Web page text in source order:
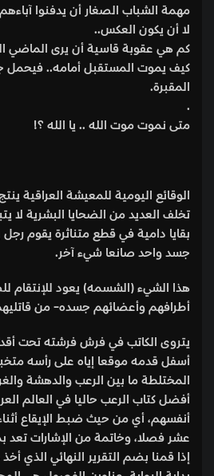
مهمة الشباب الصغار أن يدفنوا
لا أن يكون العكس..
كم هي عقوبة قاسية أن يرى الماضي
كيف يموت المستقبل أمامه.. فيحمل
المقبرة.
.
متى نموت موت الله .. يا الله ؟!
الوقائع اليومية للمعيشة العراقية
تخلف العديد من الضحايا البشرية
بقايا دامية في قطع متناثرة يقوم
جسد واحد صانعا شيء آخر.
هذا الشيء (الشسمه) يعود للإنتقام
أطرافهم وأعضائهم جسده- من
يتروى الكاتب في فرش فرشته تحت
أسفل قدمه موقعا إياه على رأسه
المختلطة ما بين الرعب والدهشة
أفضل كتاب الرعب حاليا في العالم
أنفسهم، أي من حيث ضبط الإيقاع
عشر فصلا، وخاتمة من الإشارات تعد
إذا قمنا بضم التقرير النهائي الذي